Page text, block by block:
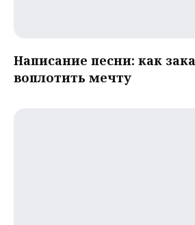
Написание песни: как
воплотить мечту